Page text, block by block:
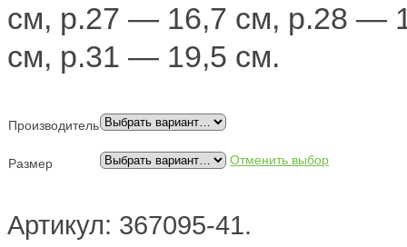
см, р.27 — 16,7 см, р.28 —
см, р.31 — 19,5 см.
Производитель
Размер Отменить выбор
Артикул: 367095-41.